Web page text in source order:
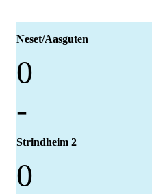
Neset/Aasguten
0
-
Strindheim 2
0